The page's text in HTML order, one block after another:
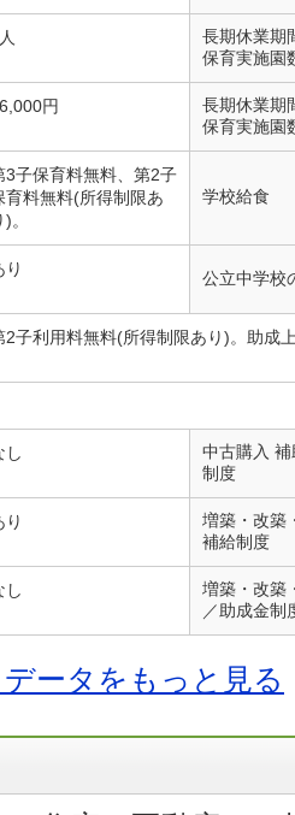
長期休業期
保育実施園
円
長期休業期
保育実施園
3子保育料無料、第2子
育料無料(所得制限あ
)。
学校給食
り 公立中学校
2子利用料無料(所得制限あり)。助成
し
中古購入
制度
り
増築・改築
補給制度
し
増築・改築
／助成金制
ータをもっと見る